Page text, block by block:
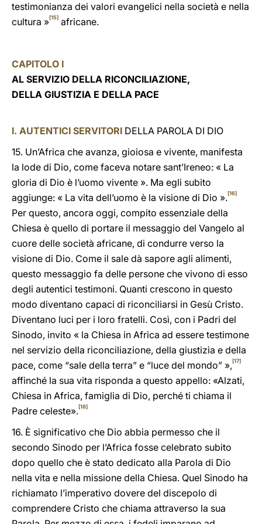
testimonianza dei valori evangelici nella società e nella
cultura »[15] africane.
CAPITOLO I
AL SERVIZIO DELLA RICONCILIAZIONE,
DELLA GIUSTIZIA E DELLA PACE
I. AUTENTICI SERVITORI DELLA PAROLA DI DIO
15. Un’Africa che avanza, gioiosa e vivente, manifesta
la lode di Dio, come faceva notare sant’Ireneo: « La
gloria di Dio è l’uomo vivente ». Ma egli subito
aggiunge: « La vita dell’uomo è la visione di Dio ».[16]
Per questo, ancora oggi, compito essenziale della
Chiesa è quello di portare il messaggio del Vangelo al
cuore delle società africane, di condurre verso la
visione di Dio. Come il sale dà sapore agli alimenti,
questo messaggio fa delle persone che vivono di esso
degli autentici testimoni. Quanti crescono in questo
modo diventano capaci di riconciliarsi in Gesù Cristo.
Diventano luci per i loro fratelli. Così, con i Padri del
Sinodo, invito « la Chiesa in Africa ad essere testimone
nel servizio della riconciliazione, della giustizia e della
pace, come “sale della terra” e “luce del mondo” »,[17]
affinché la sua vita risponda a questo appello: «Alzati,
Chiesa in Africa, famiglia di Dio, perché ti chiama il
Padre celeste».[18]
16. È significativo che Dio abbia permesso che il
secondo Sinodo per l’Africa fosse celebrato subito
dopo quello che è stato dedicato alla Parola di Dio
nella vita e nella missione della Chiesa. Quel Sinodo ha
richiamato l’imperativo dovere del discepolo di
comprendere Cristo che chiama attraverso la sua